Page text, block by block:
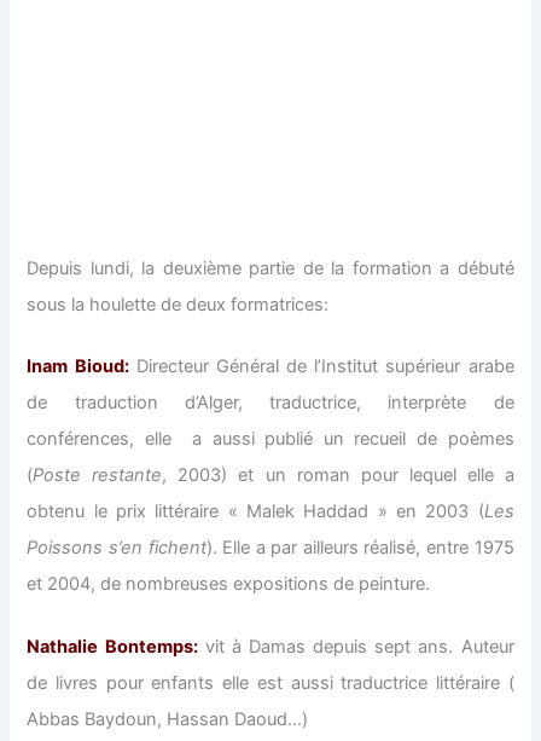
Depuis lundi, la deuxième partie de la formation a débuté
sous la houlette de deux formatrices:
Inam Bioud:Directeur Général de l’Institut supérieur arabe
de traduction d’Alger, traductrice, interprète de
conférences, elle a aussi publié un recueil de poèmes
(Poste restante, 2003) et un roman pour lequel elle a
obtenu le prix littéraire « Malek Haddad » en 2003 (Les
Poissons s’en fichent). Elle a par ailleurs réalisé, entre 1975
et 2004, de nombreuses expositions de peinture.
Nathalie Bontemps:vit à Damas depuis sept ans. Auteur
de livres pour enfants elle est aussi traductrice littéraire (
Abbas Baydoun, Hassan Daoud…)